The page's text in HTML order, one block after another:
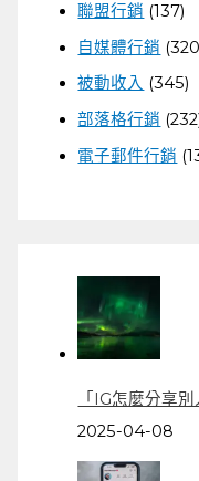
聯盟行銷 (137)
自媒體行銷
被動收入 (345)
部落格行銷
電子郵件行銷
「IG怎麼分享
2025-04-08